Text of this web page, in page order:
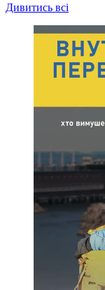
Дивитись всі